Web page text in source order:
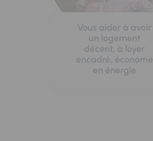
Vous aider à avoir
un logement
décent, à loyer
encadré, économe
en énergie